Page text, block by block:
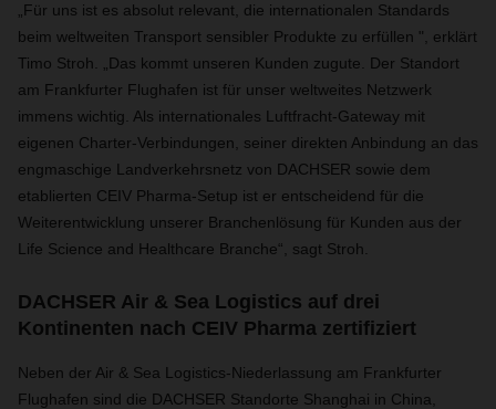
„Für uns ist es absolut relevant, die internationalen Standards
beim weltweiten Transport sensibler Produkte zu erfüllen ", erklärt
Timo Stroh. „Das kommt unseren Kunden zugute. Der Standort
am Frankfurter Flughafen ist für unser weltweites Netzwerk
immens wichtig. Als internationales Luftfracht-Gateway mit
eigenen Charter-Verbindungen, seiner direkten Anbindung an das
engmaschige Landverkehrsnetz von DACHSER sowie dem
etablierten CEIV Pharma-Setup ist er entscheidend für die
Weiterentwicklung unserer Branchenlösung für Kunden aus der
Life Science and Healthcare Branche“, sagt Stroh.
DACHSER Air & Sea Logistics auf drei
Kontinenten nach CEIV Pharma zertifiziert
Neben der Air & Sea Logistics-Niederlassung am Frankfurter
Flughafen sind die DACHSER Standorte Shanghai in China,